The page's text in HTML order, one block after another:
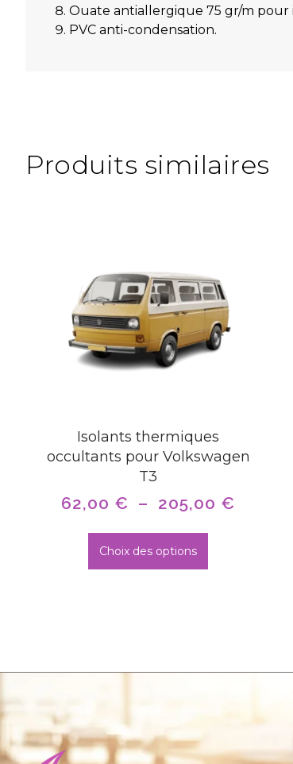
Ouate antiallergique 75 gr/m pour
PVC anti-condensation.
Produits similaires
Isolants thermiques
occultants pour Volkswagen
T3
62,00 € – 205,00 €
Choix des options